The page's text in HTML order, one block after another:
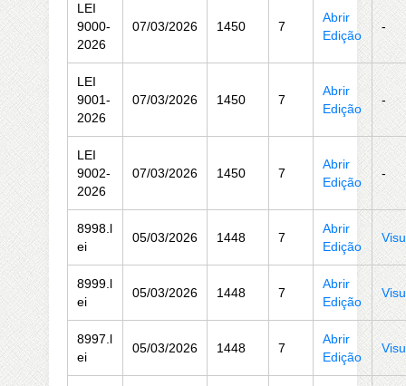
LEI
9000-
2026
07/03/2026 1450 7
Abrir
Edição
-
LEI
9001-
2026
07/03/2026 1450 7
Abrir
Edição
-
LEI
9002-
2026
07/03/2026 1450 7
Abrir
Edição
-
8998.l
ei
05/03/2026 1448 7
Abrir
Edição
8999.l
ei
05/03/2026 1448 7
Abrir
Edição
8997.l
ei
05/03/2026 1448 7
Abrir
Edição